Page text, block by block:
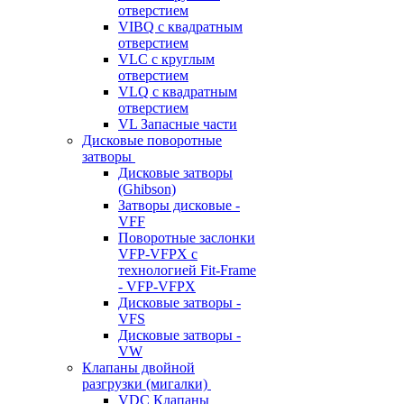
отверстием
VIBQ с квадратным
отверстием
VLC с круглым
отверстием
VLQ с квадратным
отверстием
VL Запасные части
Дисковые поворотные
затворы
Дисковые затворы
(Ghibson)
Затворы дисковые -
VFF
Поворотные заслонки
VFP-VFPX с
технологией Fit-Frame
- VFP-VFPX
Дисковые затворы -
VFS
Дисковые затворы -
VW
Клапаны двойной
разгрузки (мигалки)
VDC Клапаны